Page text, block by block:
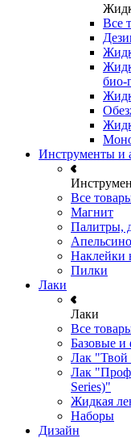
Все
био-
Инструменты и
Все
Магнит
Палитры,
Наклейки
Пилки
Лаки
Лаки
Все
Базовые
Лак "Твой
Лак
Series)"
Жидкая
Наборы
Дизайн